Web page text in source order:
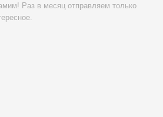
Раз в месяц отправляем только